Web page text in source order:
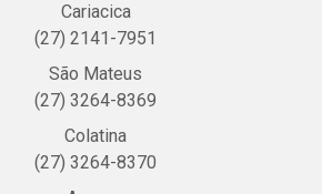
Cariacica
(27) 2141-7951
São Mateus
(27) 3264-8369
Colatina
(27) 3264-8370